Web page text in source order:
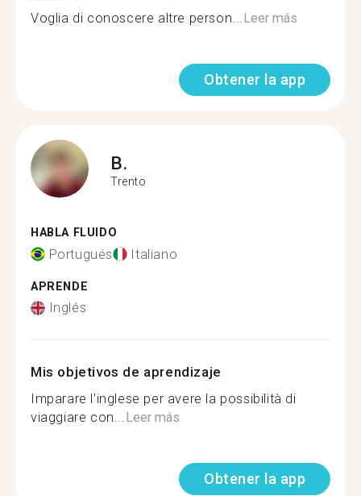
Voglia di conoscere altre person...Leer más
Obtener la app
B.
Trento
HABLA FLUIDO
Portugués Italiano
APRENDE
Inglés
Mis objetivos de aprendizaje
Imparare l'inglese per avere la possibilità di
viaggiare con...Leer más
Obtener la app